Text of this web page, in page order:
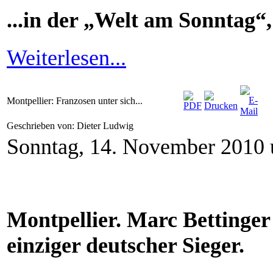
...in der „Welt am
Weiterlesen...
Montpellier: Franzosen unter sich...
Geschrieben von: Dieter Ludwig
Sonntag, 14. November 2010
Montpellier. Marc
einziger deutscher Sieger.